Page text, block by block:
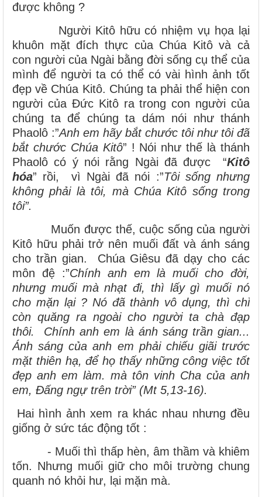
được không ?
Người Kitô hữu có nhiệm vụ họa lại
khuôn mặt đích thực của Chúa Kitô và cả
con người của Ngài bằng đời sống cụ thể của
mình để người ta có thể có vài hình ảnh tốt
đẹp về Chúa Kitô. Chúng ta phải thể hiện con
người của Đức Kitô ra trong con người của
chúng ta để chúng ta dám nói như thánh
Phaolô :”Anh em hãy bắt chước tôi như tôi đã
bắt chước Chúa Kitô” ! Nói như thế là thánh
Phaolô có ý nói rằng Ngài đã được “Kitô
hóa” rồi, vì Ngài đã nói :”Tôi sống nhưng
không phải là tôi, mà Chúa Kitô sống trong
tôi”.
Muốn được thế, cuộc sống của người
Kitô hữu phải trở nên muối đất và ánh sáng
cho trần gian. Chúa Giêsu đã dạy cho các
môn đệ :”Chính anh em là muối cho đời,
nhưng muối mà nhạt đi, thì lấy gì muối nó
cho mặn lại ? Nó đã thành vô dụng, thì chỉ
còn quăng ra ngoài cho người ta chà đạp
thôi. Chính anh em là ánh sáng trần gian...
Ánh sáng của anh em phải chiếu giãi trước
mặt thiên hạ, để họ thấy những công việc tốt
đẹp anh em làm. mà tôn vinh Cha của anh
em, Đấng ngự trên trời” (Mt 5,13-16).
Hai hình ảnh xem ra khác nhau nhưng đều
giống ở sức tác động tốt :
- Muối thì thấp hèn, âm thầm và khiêm
tốn. Nhưng muối giữ cho môi trường chung
quanh nó khỏi hư, lại mặn mà.